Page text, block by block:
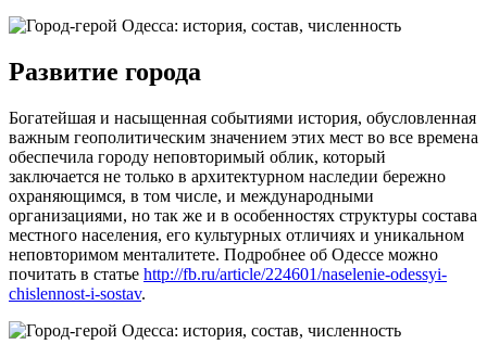
Развитие города
Богатейшая и насыщенная событиями история, обусловленная
важным геополитическим значением этих мест во все времена
обеспечила городу неповторимый облик, который
заключается не только в архитектурном наследии бережно
охраняющимся, в том числе, и международными
организациями, но так же и в особенностях структуры состава
местного населения, его культурных отличиях и уникальном
неповторимом менталитете. Подробнее об Одессе можно
почитать в статье http://fb.ru/article/224601/naselenie-odessyi-
chislennost-i-sostav.